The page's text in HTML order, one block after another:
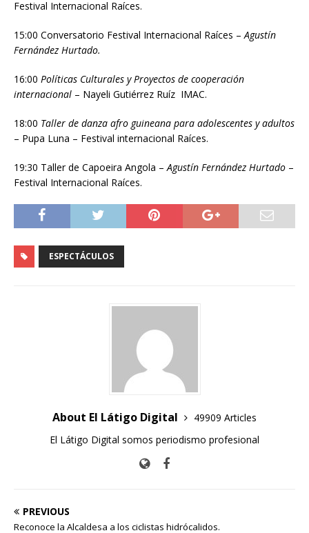
Festival Internacional Raíces.
15:00 Conversatorio Festival Internacional Raíces – Agustín
Fernández Hurtado.
16:00 Políticas Culturales y Proyectos de cooperación
internacional – Nayeli Gutiérrez Ruíz IMAC.
18:00 Taller de danza afro guineana para adolescentes y adultos
– Pupa Luna – Festival internacional Raíces.
19:30 Taller de Capoeira Angola –Agustín Fernández Hurtado –
Festival Internacional Raíces.
ESPECTÁCULOS
About El Látigo Digital
49909 Articles
El Látigo Digital somos periodismo profesional
PREVIOUS
Reconoce la Alcaldesa a los ciclistas hidrócalidos.